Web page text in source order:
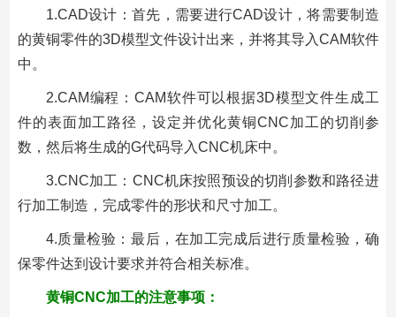
1.CAD设计：首先，需要进行CAD设计，将需要制造
的黄铜零件的3D模型文件设计出来，并将其导入CAM软件
中。
2.CAM编程：CAM软件可以根据3D模型文件生成工
件的表面加工路径，设定并优化黄铜CNC加工的切削参
数，然后将生成的G代码导入CNC机床中。
3.CNC加工：CNC机床按照预设的切削参数和路径进
行加工制造，完成零件的形状和尺寸加工。
4.质量检验：最后，在加工完成后进行质量检验，确
保零件达到设计要求并符合相关标准。
黄铜CNC加工的注意事项：